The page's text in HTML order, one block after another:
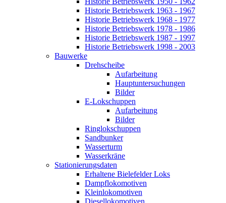
Historie Betriebswerk 1963 - 1967
Historie Betriebswerk 1968 - 1977
Historie Betriebswerk 1978 - 1986
Historie Betriebswerk 1987 - 1997
Historie Betriebswerk 1998 - 2003
Bauwerke
Drehscheibe
Aufarbeitung
Hauptuntersuchungen
Bilder
E-Lokschuppen
Aufarbeitung
Bilder
Ringlokschuppen
Sandbunker
Wasserturm
Wasserkräne
Stationierungsdaten
Erhaltene Bielefelder Loks
Dampflokomotiven
Kleinlokomotiven
Diesellokomotiven